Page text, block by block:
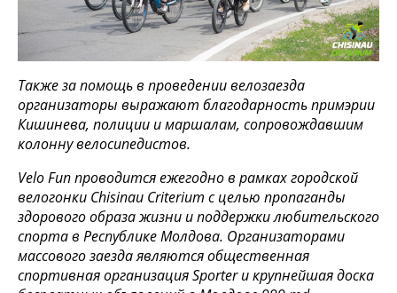
Также за помощь в проведении велозаезда
организаторы выражают благодарность примэрии
Кишинева, полиции и маршалам, сопровождавшим
колонну велосипедистов.
Velo Fun проводится ежегодно в рамках городской
велогонки Chisinau Criterium с целью пропаганды
здорового образа жизни и поддержки любительского
спорта в Республике Молдова. Организаторами
массового заезда являются общественная
спортивная организация Sporter и крупнейшая доска